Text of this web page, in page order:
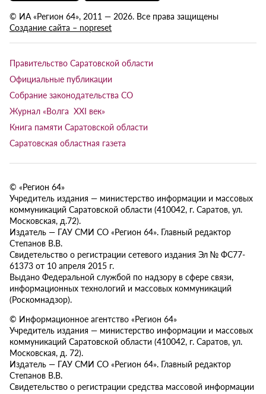
© ИА «Регион 64», 2011 — 2026. Все права защищены
Создание сайта – nopreset
Правительство Саратовской области
Официальные публикации
Собрание законодательства СО
Журнал «Волга XXI век»
Книга памяти Саратовской области
Саратовская областная газета
© «Регион 64»
Учредитель издания — министерство информации и массовых
коммуникаций Саратовской области (410042, г. Саратов, ул.
Московская, д.72).
Издатель — ГАУ СМИ СО «Регион 64». Главный редактор
Степанов В.В.
Свидетельство о регистрации сетевого издания Эл № ФС77-
61373 от 10 апреля 2015 г.
Выдано Федеральной службой по надзору в сфере связи,
информационных технологий и массовых коммуникаций
(Роскомнадзор).
© Информационное агентство «Регион 64»
Учредитель издания — министерство информации и массовых
коммуникаций Саратовской области (410042, г. Саратов, ул.
Московская, д. 72).
Издатель — ГАУ СМИ СО «Регион 64». Главный редактор
Степанов В.В.
Свидетельство о регистрации средства массовой информации